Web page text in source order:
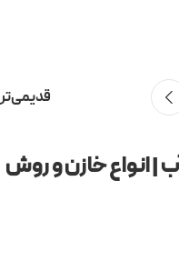
قدیمی‌تر
| انواع خازن‌ و روش